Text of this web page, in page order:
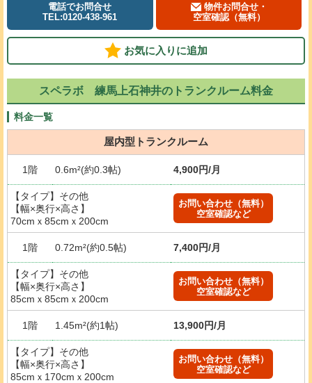
電話でお問合せ
TEL:0120-438-961
物件お問合せ・
空室確認（無料）
お気に入りに追加
スペラボ 練馬上石神井のトランクルーム料金
料金一覧
屋内型トランクルーム
1階 0.6m²(約0.3帖) 4,900円/月
【タイプ】その他
【幅×奥行×高さ】
70cmｘ85cmｘ200cm
お問い合わせ（無料）
空室確認など
1階 0.72m²(約0.5帖) 7,400円/月
【タイプ】その他
【幅×奥行×高さ】
85cmｘ85cmｘ200cm
お問い合わせ（無料）
空室確認など
1階 1.45m²(約1帖) 13,900円/月
【タイプ】その他
【幅×奥行×高さ】
85cmｘ170cmｘ200cm
お問い合わせ（無料）
空室確認など